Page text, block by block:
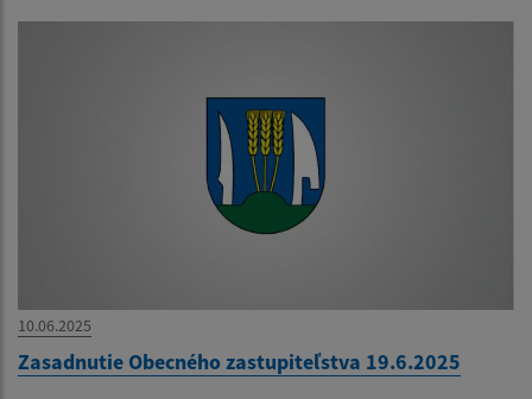
10.06.2025
Zasadnutie Obecného zastupiteľstva 19.6.2025